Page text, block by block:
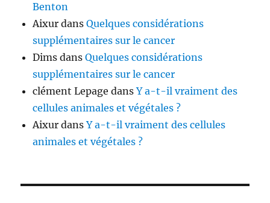
Benton
Aixur dansQuelques considérations
supplémentaires sur le cancer
Dims dansQuelques considérations
supplémentaires sur le cancer
clément Lepage dansY a-t-il vraiment des
cellules animales et végétales ?
Aixur dansY a-t-il vraiment des cellules
animales et végétales ?